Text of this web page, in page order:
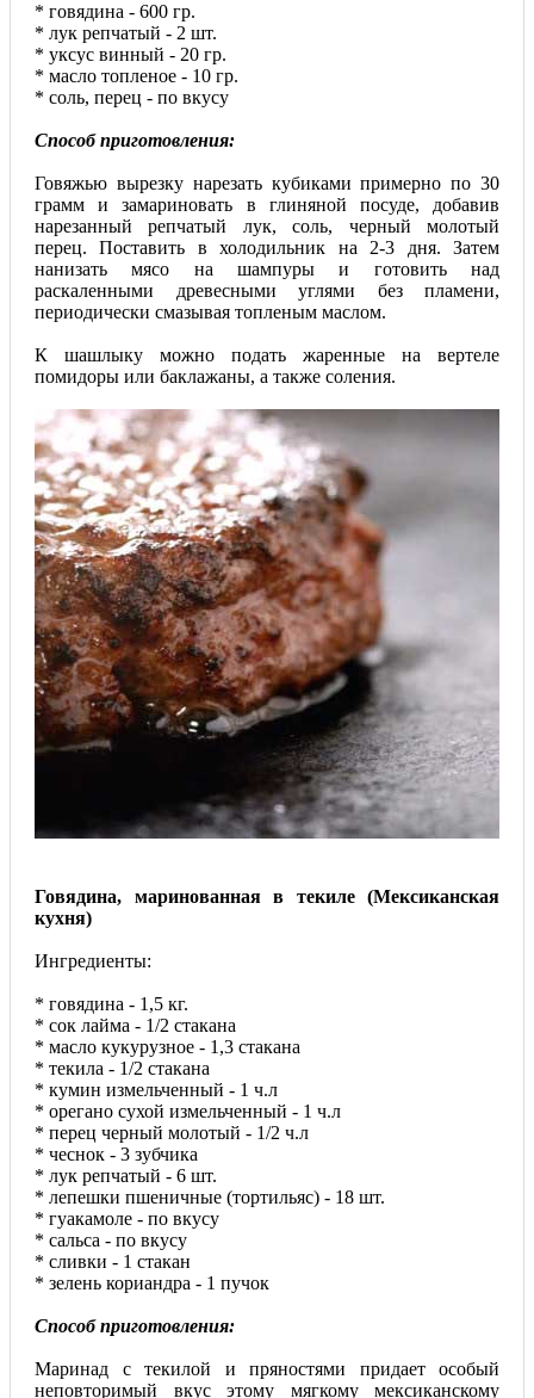
* говядина - 600 гр.
* лук репчатый - 2 шт.
* уксус винный - 20 гр.
* масло топленое - 10 гр.
* соль, перец - по вкусу
Способ приготовления:
Говяжью вырезку нарезать кубиками примерно по 30
грамм и замариновать в глиняной посуде, добавив
нарезанный репчатый лук, соль, черный молотый
перец. Поставить в холодильник на 2-3 дня. Затем
нанизать мясо на шампуры и готовить над
раскаленными древесными углями без пламени,
периодически смазывая топленым маслом.
К шашлыку можно подать жаренные на вертеле
помидоры или баклажаны, а также соления.
Говядина, маринованная в текиле (Мексиканская
кухня)
Ингредиенты:
* говядина - 1,5 кг.
* сок лайма - 1/2 стакана
* масло кукурузное - 1,3 стакана
* текила - 1/2 стакана
* кумин измельченный - 1 ч.л
* орегано сухой измельченный - 1 ч.л
* перец черный молотый - 1/2 ч.л
* чеснок - 3 зубчика
* лук репчатый - 6 шт.
* лепешки пшеничные (тортильяс) - 18 шт.
* гуакамоле - по вкусу
* сальса - по вкусу
* сливки - 1 стакан
* зелень кориандра - 1 пучок
Способ приготовления:
Маринад с текилой и пряностями придает особый
неповторимый вкус этому мягкому мексиканскому